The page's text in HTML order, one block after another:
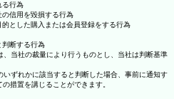
る行為
信用を毀損する行為
とした購入または会員登録をする行為
判断する行為
当社の裁量により行うものとし、当社は判断基準
ずれかに該当すると判断した場合、事前に通知す
措置を講じることができます。